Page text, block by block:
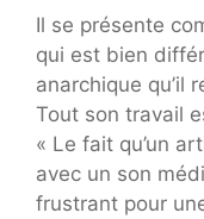
Il se présente
qui est bien
anarchique qu’il
Tout son travail
« Le fait qu’un
avec un son
frustrant pour